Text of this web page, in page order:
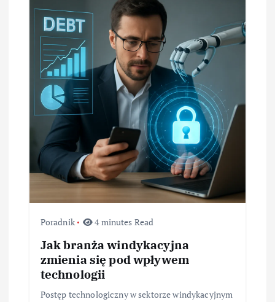
Poradnik 4 minutes Read
Jak branża windykacyjna
zmienia się pod wpływem
technologii
Postęp technologiczny w sektorze windykacyjnym